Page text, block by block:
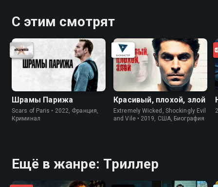
счастье, вынуждены бороться за выживание
против психопата, жаждущего преподать им урок.
«Агрессор» — смотрите онлайн в хорошем качестве.
С этим смотрят
Шрамы Парижа
Scars of Paris • 2022, Франция,
Криминал
Красивый, плохой, злой
Extremely Wicked, Shockingly Evil
and Vile • 2019, США, Биография
Ещё в жанре: Триллер